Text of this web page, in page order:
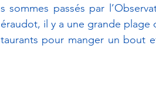
sommes passés par
il y a une grande plage
pour manger un bout